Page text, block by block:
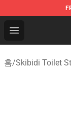
Open menu
Skibidi
홈/Skibidi Toilet